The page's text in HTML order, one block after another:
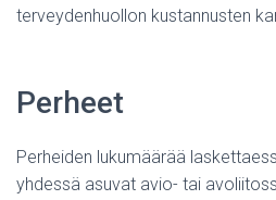
terveydenhuollon kustannusten
Perheet
Perheiden lukumäärää
yhdessä asuvat avio- tai